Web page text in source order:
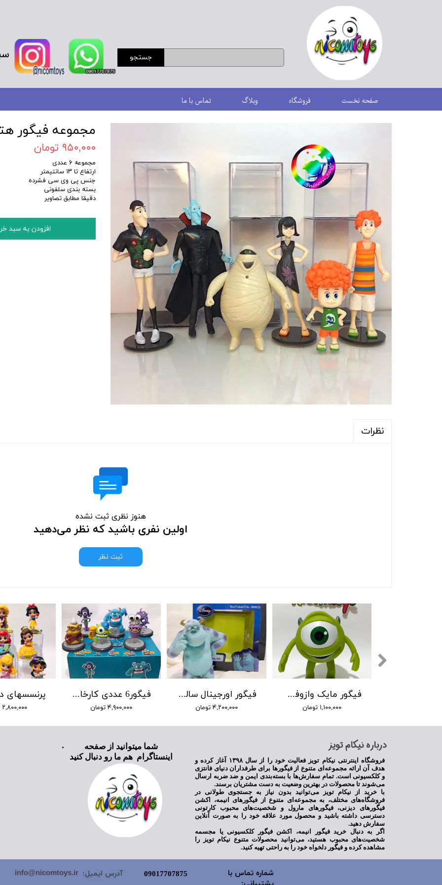
جستجو
صفحه نخست فروشگاه وبلاگ تماس با ما
مجموعه فیگور
۹۵۰,۰۰۰ تومان
مجموعه ۶ عددی
ارتفاع تا ۱۳ سانتیمتر
جنس پی وی سی فشرده
بسته بندی سلفونی
دقیقا مطابق تصاویر
افزودن به سبد
نظرات
هنوز نظری ثبت نشده
اولین نفری باشید که نظر می‌دهید
ثبت نظر
۲,۸۰۰,۰۰۰ تومان
فیگور6 عددی کارخانه هیولا اورجینال دیزنی
۴,۹۰۰,۰۰۰ تومان
فیگور اورجینال سالیوان دیزنی
۴,۲۰۰,۰۰۰ تومان
فیگور مایک وازوفسکی کارخانه هیولاها
۱,۱۰۰,۰۰۰ تومان
​درباره نیکام تویز
فروشگاه اینترنتی نیکام تویز فعالیت خود را از سال ۱۳۹۸ آغاز کرده و
هدف آن ارائه مجموعه‌ای متنوع از فیگورها برای طرفداران دنیای فانتزی
و کلکسیونی است. تمام سفارش‌ها با بسته‌بندی ایمن و ضد ضربه ارسال
می‌شوند تا محصولات در بهترین وضعیت به دست مشتریان برسند.
با خرید از نیکام تویز می‌توانید بدون نیاز به جستجوی طولانی در
فروشگاه‌های مختلف، به مجموعه‌ای متنوع از فیگورهای انیمه، اکشن
فیگورهای دیزنی، فیگورهای مارول و شخصیت‌های محبوب کارتونی
دسترسی داشته باشید و محصول مورد علاقه خود را به صورت آنلاین
سفارش دهید.
اگر به دنبال خرید فیگور انیمه، اکشن فیگور کلکسیونی یا مجسمه
شخصیت‌های محبوب هستید، می‌توانید محصولات متنوع نیکام تویز را
مشاهده کرده و فیگور دلخواه خود را به راحتی تهیه کنید.
شما میتوانید از صفحه
اینستاگرام هم ما رو دنبال کنید
شماره تماس با
09017707875 آدرس ایمیل: info@nicomtoys.ir